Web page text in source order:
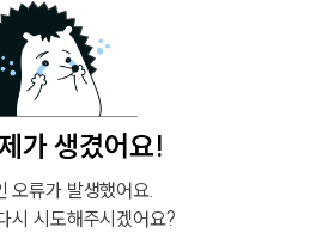
가 생겼어요!
오류가 발생했어요.
시 시도해주시겠어요?